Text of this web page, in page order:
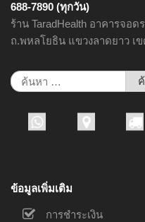
688-7890 (ทุกวัน)
ร้าน TaradHealth อาคารจอ
ถ.พหลโยธิน แขวงลาดยาว เ
ค้นหา
สำหรับ:
ข้อมูลเพิ่มเติม
การชำระเงิน